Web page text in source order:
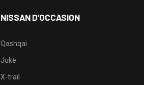
NISSAN D’OCCASION
Qashqai
Juke
X-trail